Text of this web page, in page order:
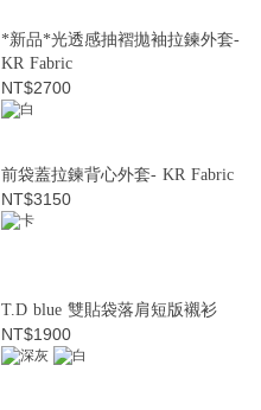
*新品*光透感抽褶拋袖拉鍊外套-
KR Fabric
NT$2700
前袋蓋拉鍊背心外套- KR Fabric
NT$3150
T.D blue 雙貼袋落肩短版襯衫
NT$1900